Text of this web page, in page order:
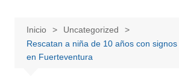
Inicio
Uncategorized
Rescatan a niña de 10 años con
en Fuerteventura